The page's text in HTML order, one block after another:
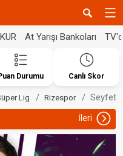
At Yarışı Bankoları
Durumu Canlı Skor
Lig Rizespor
İleri